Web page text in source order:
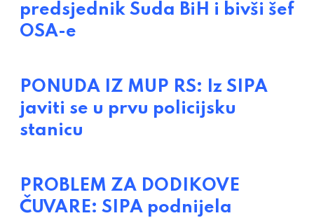
predsjednik Suda BiH i bivši šef
OSA-e
PONUDA IZ MUP RS: Iz SIPA
javiti se u prvu policijsku
stanicu
PROBLEM ZA DODIKOVE
ČUVARE: SIPA podnijela